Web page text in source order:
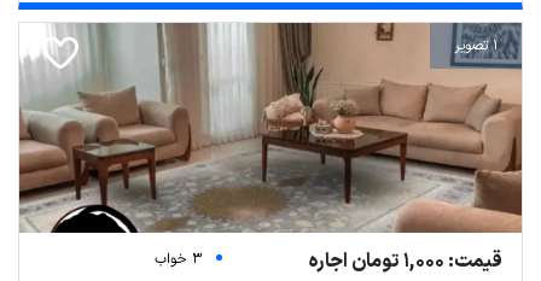
1 تصویر
قیمت: 1,000 تومان اجاره
3 خواب